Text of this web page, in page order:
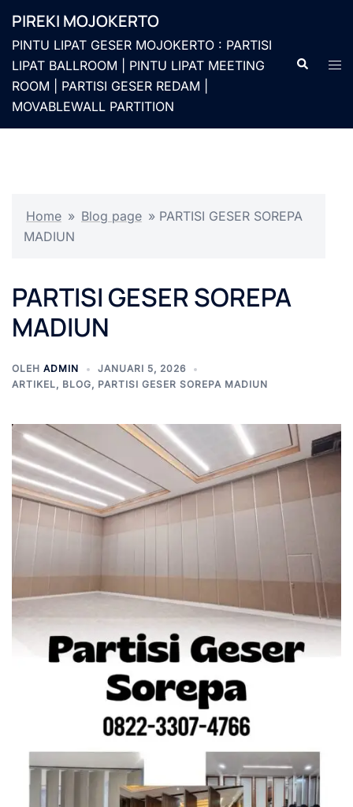
kePIREKI MOJOKERTO
PINTU LIPAT GESER MOJOKERTO : PARTISI
LIPAT BALLROOM | PINTU LIPAT MEETING
ROOM | PARTISI GESER REDAM |
MOVABLEWALL PARTITION
Cari
Home » Blog page » PARTISI GESER SOREPA
MADIUN
PARTISI GESER SOREPA
MADIUN
OLEH ADMIN
JANUARI 5, 2026
ARTIKEL, BLOG, PARTISI GESER SOREPA MADIUN